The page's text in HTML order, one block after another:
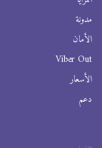
مدونة
الأمان
Viber Out
الأسعار
دعم